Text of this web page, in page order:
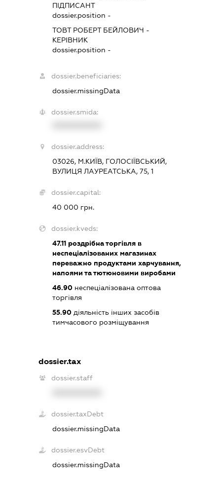
ПІДПИСАНТ
dossier.position -
ТОВТ РОБЕРТ БЕЙЛОВИЧ -
КЕРІВНИК
dossier.position -
dossier.beneficiaries:
dossier.missingData
dossier.smida:
dossier.address:
03026, М.КИЇВ, ГОЛОСІЇВСЬКИЙ,
ВУЛИЦЯ ЛАУРЕАТСЬКА, 75, 1
dossier.capital:
40 000 грн.
dossier.kveds:
47.11 роздрібна торгівля в
неспеціалізованих магазинах
переважно продуктами харчування,
напоями та тютюновими виробами
46.90 неспеціалізована оптова
торгівля
55.90 діяльність інших засобів
тимчасового розміщування
dossier.tax
dossier.staff
dossier.taxDebt
dossier.missingData
dossier.esvDebt
dossier.missingData